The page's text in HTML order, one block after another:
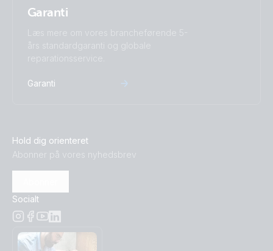
Garanti
Læs mere om vores brancheførende 5-
års standardgaranti og globale
reparationsservice.
Garanti
Hold dig orienteret
Abonner på vores nyhedsbrev
Socialt